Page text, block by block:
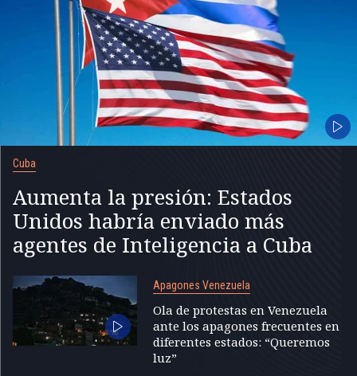
Cuba
Aumenta la presión: Estados
Unidos habría enviado más
agentes de Inteligencia a Cuba
Apagones Venezuela
Ola de protestas en Venezuela
ante los apagones frecuentes en
diferentes estados: “Queremos
luz”